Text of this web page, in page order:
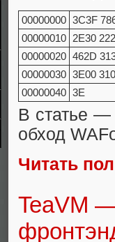
00000000 3C3F
00000010 2E30
00000020 462D
00000030 3E00
00000040 3E
В статье —
обход
Читать
TeaVM